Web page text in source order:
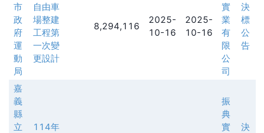
市
政
府
運
動
局
自由車
場整建
工程第
一次變
更設計
8,294,116
2025-
10-16
2025-
10-16
實
業
有
限
公
司
決
標
公
告
嘉
義
縣
立
114年
振
典
實
決